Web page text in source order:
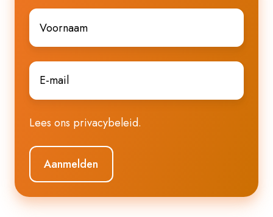
Voornaam
E-
mail*
Lees ons privacybeleid.